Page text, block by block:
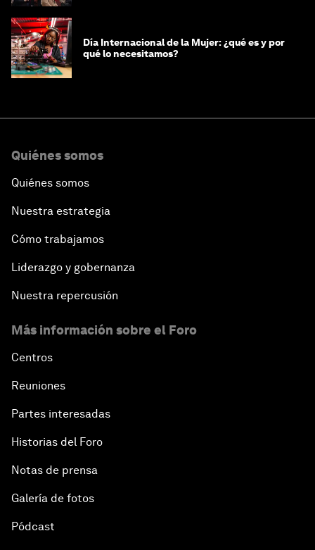
Día Internacional de la Mujer: ¿qué es y por
qué lo necesitamos?
Quiénes somos
Quiénes somos
Nuestra estrategia
Cómo trabajamos
Liderazgo y gobernanza
Nuestra repercusión
Más información sobre el Foro
Centros
Reuniones
Partes interesadas
Historias del Foro
Notas de prensa
Galería de fotos
Pódcast